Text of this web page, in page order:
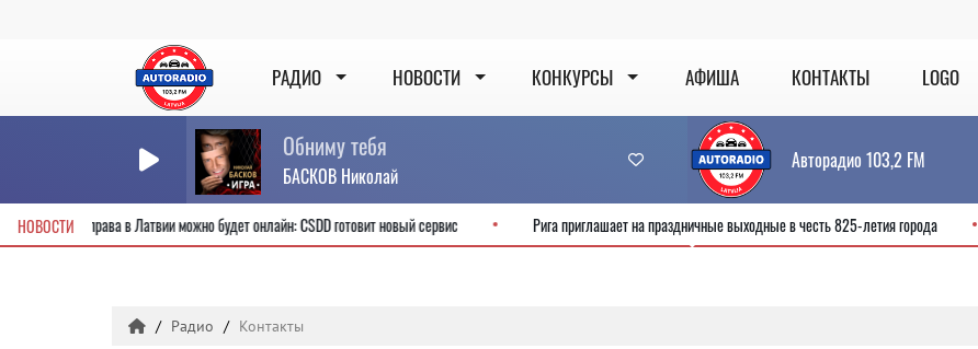
РАДИО НОВОСТИ КОНКУРСЫ АФИША КОНТАКТЫ LOGO
Обниму тебя
БАСКОВ Николай
Авторадио 103,2 FM
НОВОСТИ
новые водительские права в Латвии можно будет онлайн: CSDD готовит новый сервис Рига приглашает на праздничные выходные в честь 825-летия города
Радио Контакты